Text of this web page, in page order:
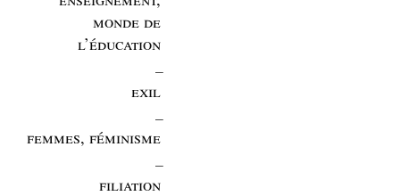
monde de
l’éducation
exil
femmes, féminisme
filiation